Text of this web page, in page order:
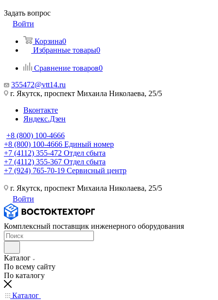
Задать вопрос
Войти
Корзина0
Избранные товары0
Сравнение товаров0
355472@vtt14.ru
г. Якутск, проспект Михаила Николаева, 25/5
Вконтакте
Яндекс.Дзен
+8 (800) 100-4666
+8 (800) 100-4666 Единый номер
+7 (4112) 355-472 Отдел сбыта
+7 (4112) 355-367 Отдел сбыта
+7 (924) 765-70-19 Сервисный центр
г. Якутск, проспект Михаила Николаева, 25/5
Войти
Комплексный поставщик инженерного оборудования
Каталог
По всему сайту
По каталогу
Каталог